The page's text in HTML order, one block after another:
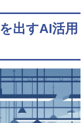
出すAI活用